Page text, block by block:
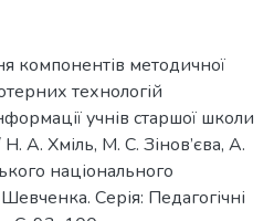
компонентів методичної
технологій
учнів старшої школи
А. Хміль, М. С. Зінов’єва, А.
національного
Серія: Педагогічні